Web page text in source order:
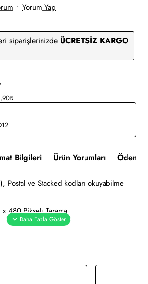
siparişlerinizde ÜCRETSİZ KARGO
• Yorum Yap
Bilgileri Ürün Yorumları Ödeme
Postal ve Stacked kodları okuyabilme
480 Piksel) Tarama
için "Green Spot" ışığı